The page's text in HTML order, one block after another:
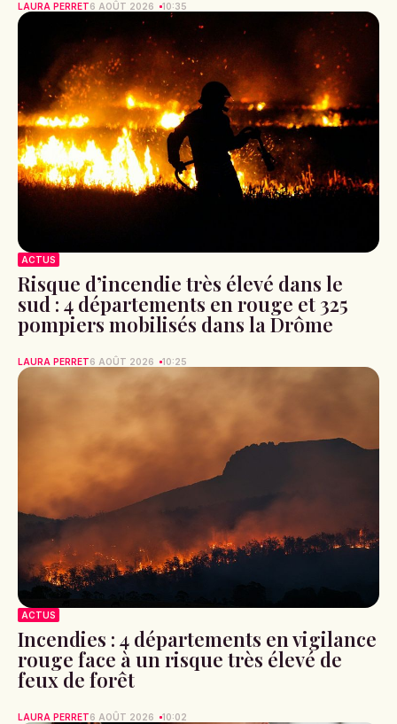
LAURA PERRET6 AOÛT 2026 10:35
ACTUS
Risque d’incendie très élevé dans le
sud : 4 départements en rouge et 325
pompiers mobilisés dans la Drôme
LAURA PERRET6 AOÛT 2026 10:25
ACTUS
Incendies : 4 départements en vigilance
rouge face à un risque très élevé de
feux de forêt
LAURA PERRET6 AOÛT 2026 10:02